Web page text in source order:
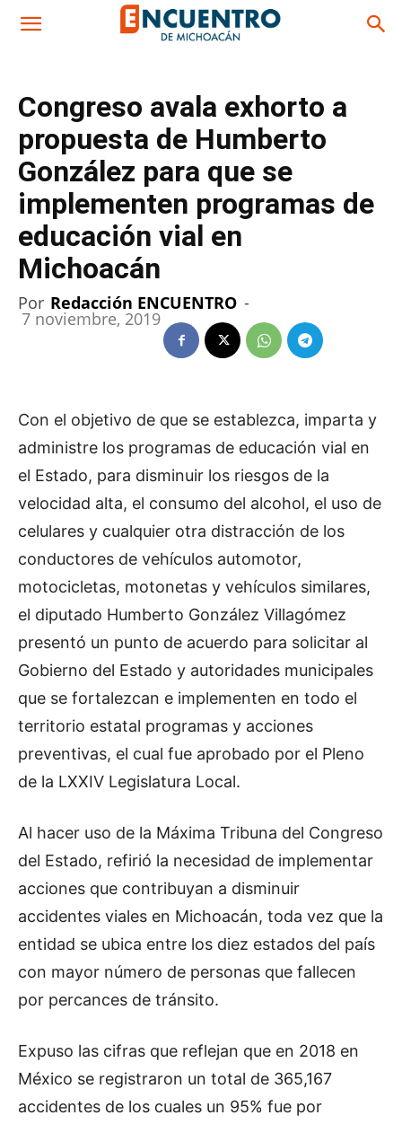
Congreso avala exhorto a
propuesta de Humberto
González para que se
implementen programas de
educación vial en
Michoacán
Por Redacción ENCUENTRO -
7 noviembre, 2019
Con el objetivo de que se establezca, imparta y
administre los programas de educación vial en
el Estado, para disminuir los riesgos de la
velocidad alta, el consumo del alcohol, el uso de
celulares y cualquier otra distracción de los
conductores de vehículos automotor,
motocicletas, motonetas y vehículos similares,
el diputado Humberto González Villagómez
presentó un punto de acuerdo para solicitar al
Gobierno del Estado y autoridades municipales
que se fortalezcan e implementen en todo el
territorio estatal programas y acciones
preventivas, el cual fue aprobado por el Pleno
de la LXXIV Legislatura Local.
Al hacer uso de la Máxima Tribuna del Congreso
del Estado, refirió la necesidad de implementar
acciones que contribuyan a disminuir
accidentes viales en Michoacán, toda vez que la
entidad se ubica entre los diez estados del país
con mayor número de personas que fallecen
por percances de tránsito.
Expuso las cifras que reflejan que en 2018 en
México se registraron un total de 365,167
accidentes de los cuales un 95% fue por